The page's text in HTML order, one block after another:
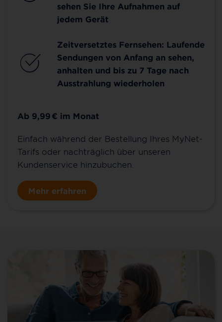
sehen Sie Ihre Aufnahmen auf
jedem Gerät
Zeitversetztes Fernsehen: Laufende
Sendungen von Anfang an sehen,
anhalten und bis zu 7 Tage nach
Ausstrahlung wiederholen
Ab 9,99 € im Monat
Einfach während der Bestellung Ihres MyNet-
Tarifs oder nachträglich über unseren
Kundenservice hinzubuchen.
Mehr erfahren